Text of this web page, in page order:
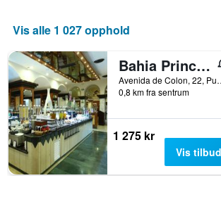
Vis alle 1 027 opphold
Bahia Principe Explore San Felipe
Avenida de
0,8 km fra sentrum
1 275 kr
Vis tilbud